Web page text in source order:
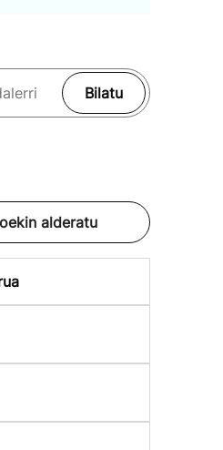
Bilatu
alderatu